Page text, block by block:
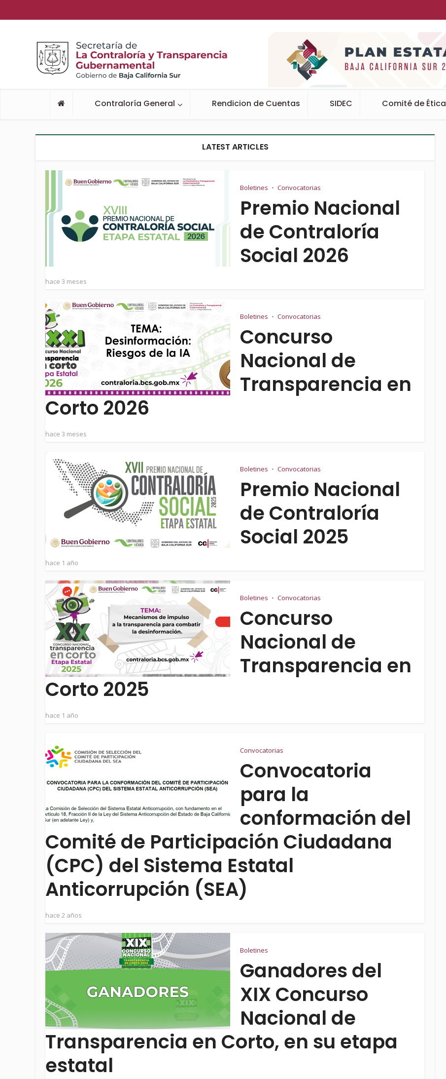
Contraloría General Rendicion de Cuentas SIDEC Comité de Ética
LATEST ARTICLES
Boletines • Convocatorias
Premio Nacional
de Contraloría
Social 2026
hace 3 meses
Boletines • Convocatorias
Concurso
Nacional de
Transparencia en
Corto 2026
hace 3 meses
Boletines • Convocatorias
Premio Nacional
de Contraloría
Social 2025
hace 1 año
Boletines • Convocatorias
Concurso
Nacional de
Transparencia en
Corto 2025
hace 1 año
Convocatorias
Convocatoria
para la
conformación del
Comité de Participación Ciudadana
(CPC) del Sistema Estatal
Anticorrupción (SEA)
hace 2 años
Boletines
Ganadores del
XIX Concurso
Nacional de
Transparencia en Corto, en su etapa
estatal